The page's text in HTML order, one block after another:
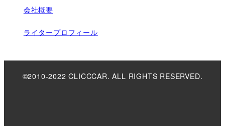
会社概要
ライタープロフィール
©2010-2022 CLICCCAR. ALL RIGHTS RESERVED.